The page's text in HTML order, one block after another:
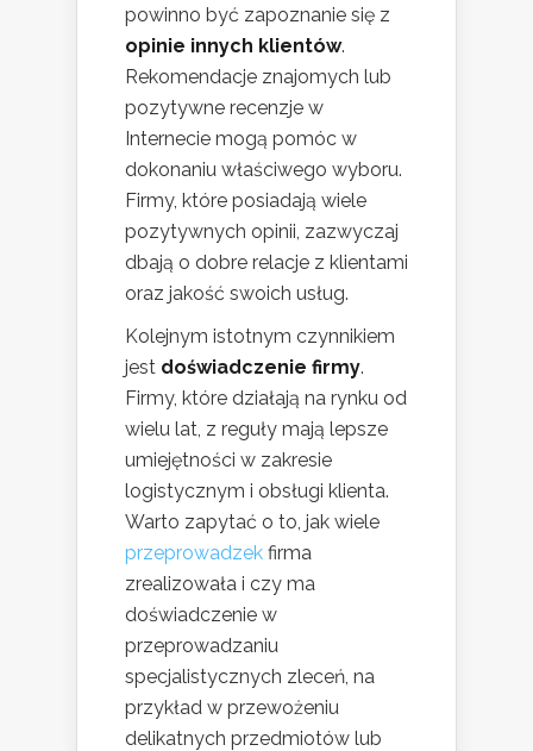
powinno być zapoznanie się z
opinie innych klientów.
Rekomendacje znajomych lub
pozytywne recenzje w
Internecie mogą pomóc w
dokonaniu właściwego wyboru.
Firmy, które posiadają wiele
pozytywnych opinii, zazwyczaj
dbają o dobre relacje z klientami
oraz jakość swoich usług.
Kolejnym istotnym czynnikiem
jest doświadczenie firmy.
Firmy, które działają na rynku od
wielu lat, z reguły mają lepsze
umiejętności w zakresie
logistycznym i obsługi klienta.
Warto zapytać o to, jak wiele
przeprowadzek firma
zrealizowała i czy ma
doświadczenie w
przeprowadzaniu
specjalistycznych zleceń, na
przykład w przewożeniu
delikatnych przedmiotów lub